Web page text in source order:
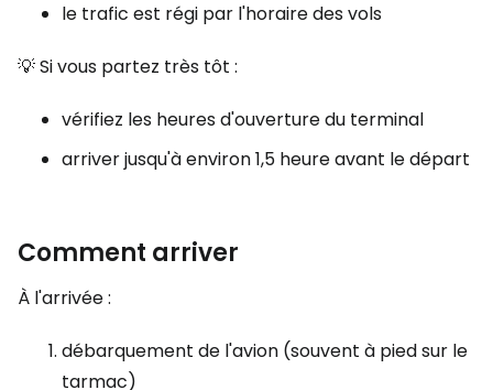
le trafic est régi par l'horaire des vols
💡 Si vous partez très tôt :
vérifiez les heures d'ouverture du terminal
arriver jusqu'à environ 1,5 heure avant le départ
Comment arriver
À l'arrivée :
débarquement de l'avion (souvent à pied sur le
tarmac)